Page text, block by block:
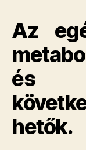
Az
és
hetők.